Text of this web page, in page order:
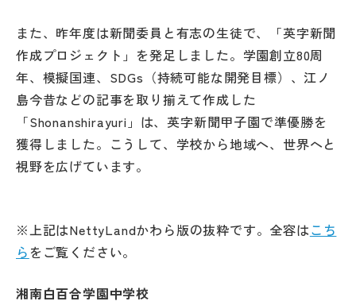
また、昨年度は新聞委員と有志の生徒で、「英字新聞
作成プロジェクト」を発足しました。学園創立80周
年、模擬国連、SDGs（持続可能な開発目標）、江ノ
島今昔などの記事を取り揃えて作成した
「Shonanshirayuri」は、英字新聞甲子園で準優勝を
獲得しました。こうして、学校から地域へ、世界へと
視野を広げています。
※上記はNettyLandかわら版の抜粋です。全容はこち
ら をご覧ください。
湘南白百合学園中学校